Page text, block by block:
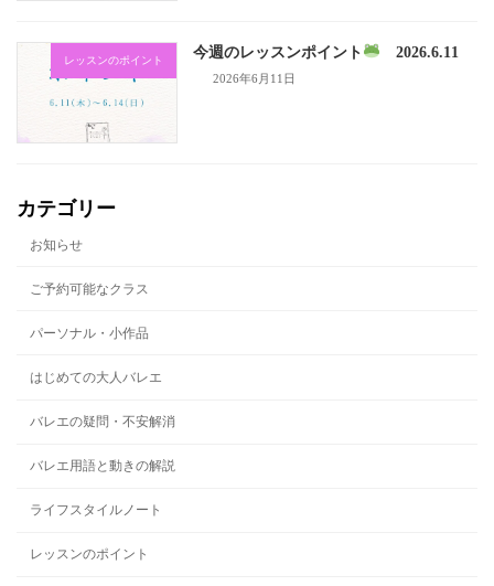
レッスンのポイント 今週のレッスンポイント 2026.6.11
2026年6月11日
カテゴリー
お知らせ
ご予約可能なクラス
パーソナル・小作品
はじめての大人バレエ
バレエの疑問・不安解消
バレエ用語と動きの解説
ライフスタイルノート
レッスンのポイント